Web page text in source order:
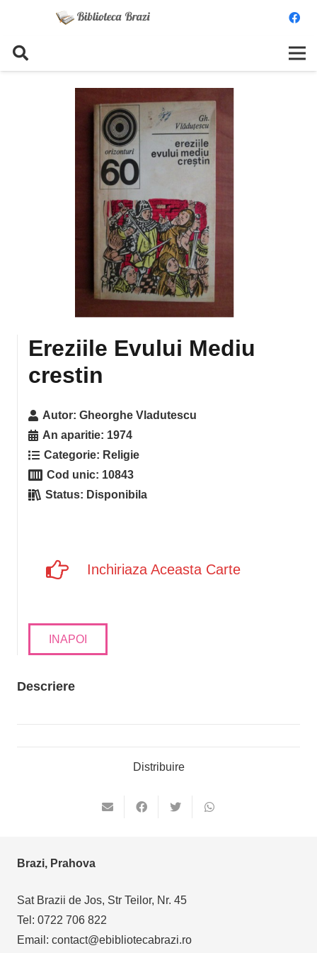
Ereziile Evului Mediu
crestin
Autor:Gheorghe Vladutescu
An aparitie: 1974
Categorie: Religie
Cod unic: 10843
Status: Disponibila
Inchiriaza Aceasta Carte
INAPOI
Descriere
Distribuire
Brazi, Prahova
Sat Brazii de Jos, Str Teilor, Nr. 45
Tel: 0722 706 822
Email: contact@ebibliotecabrazi.ro